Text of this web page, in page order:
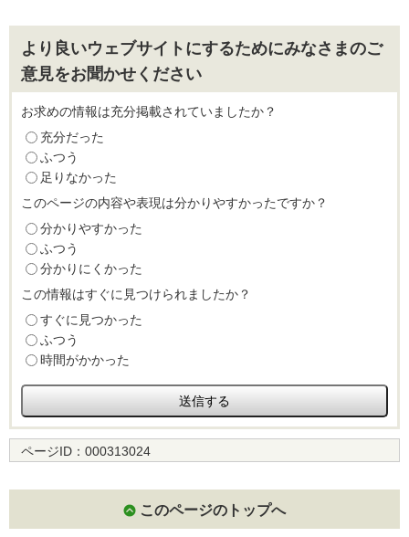
より良いウェブサイトにするためにみなさまのご
意見をお聞かせください
お求めの情報は充分掲載されていましたか？
充分だった
ふつう
足りなかった
このページの内容や表現は分かりやすかったですか？
分かりやすかった
ふつう
分かりにくかった
この情報はすぐに見つけられましたか？
すぐに見つかった
ふつう
時間がかかった
ページID： 000313024
このページのトップへ